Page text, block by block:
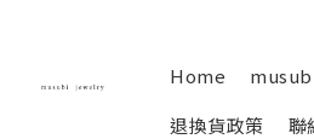
Home
退換貨政策
聯